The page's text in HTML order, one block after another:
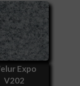
Expo
V202